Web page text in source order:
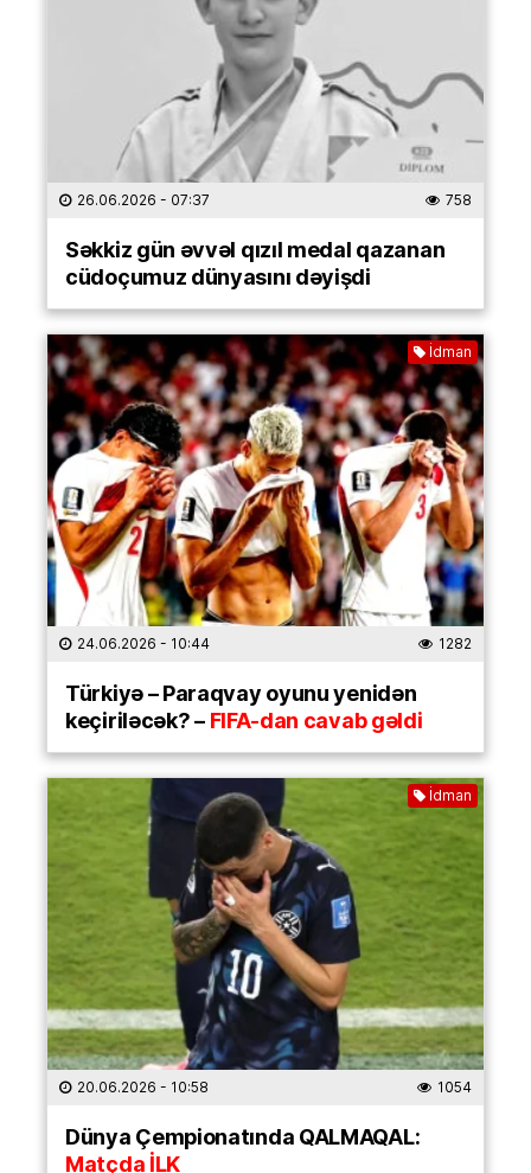
26.06.2026 - 07:37 758
Səkkiz gün əvvəl qızıl medal qazanan
cüdoçumuz dünyasını dəyişdi
İdman
24.06.2026 - 10:44 1282
Türkiyə – Paraqvay oyunu yenidən
keçiriləcək? –FIFA-dan cavab gəldi
İdman
20.06.2026 - 10:58 1054
Dünya Çempionatında QALMAQAL:
Matçda İLK